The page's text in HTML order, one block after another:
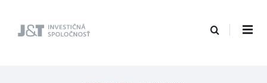
J&T Investičná